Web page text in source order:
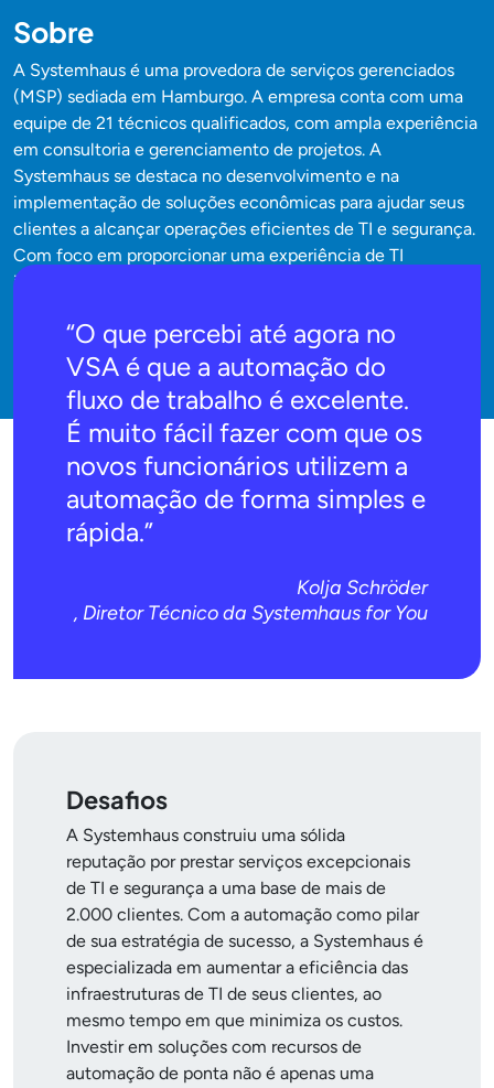
Sobre
A Systemhaus é uma provedora de serviços gerenciados
(MSP) sediada em Hamburgo. A empresa conta com uma
equipe de 21 técnicos qualificados, com ampla experiência
em consultoria e gerenciamento de projetos. A
Systemhaus se destaca no desenvolvimento e na
implementação de soluções econômicas para ajudar seus
clientes a alcançar operações eficientes de TI e segurança.
Com foco em proporcionar uma experiência de TI
integrada, sem causar transtornos aos usuários finais, a
falhas para atingir seu objetivo.
“O que percebi até agora no
VSA é que a automação do
fluxo de trabalho é excelente.
É muito fácil fazer com que os
novos funcionários utilizem a
automação de forma simples e
rápida.”
Kolja Schröder
, Diretor Técnico da Systemhaus for You
Desafios
A Systemhaus construiu uma sólida
reputação por prestar serviços excepcionais
de TI e segurança a uma base de mais de
2.000 clientes. Com a automação como pilar
de sua estratégia de sucesso, a Systemhaus é
especializada em aumentar a eficiência das
infraestruturas de TI de seus clientes, ao
mesmo tempo em que minimiza os custos.
Investir em soluções com recursos de
automação de ponta não é apenas uma